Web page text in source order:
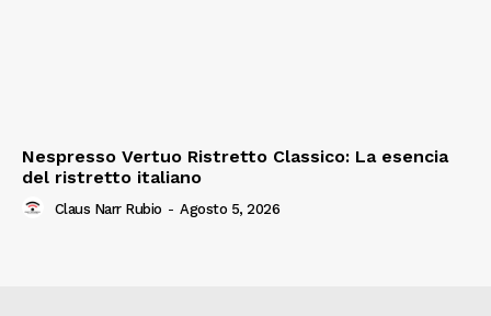
Nespresso Vertuo Ristretto Classico: La esencia
del ristretto italiano
Claus Narr Rubio - Agosto 5, 2026